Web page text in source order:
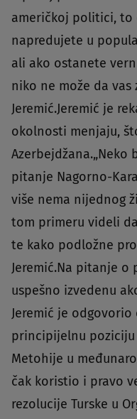
američkoj politici, to
napredujete u
ali ako ostanete
niko ne može da vas
Jeremić.Jeremić je
okolnosti menjaju,
Azerbejdžana.„Neko
pitanje Nagorno-
više nema nijednog
tom primeru videli
te kako podložne
Jeremić.Na pitanje o
uspešno izvedenu
Jeremić je
principijelnu
Metohije u
čak koristio i pravo
rezolucije Turske u